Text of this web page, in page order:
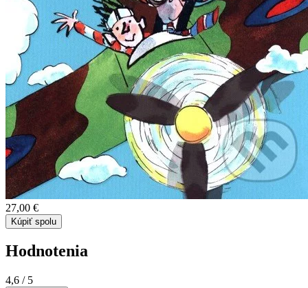
27,00 €
Kúpiť spolu
Hodnotenia
4,6 / 5